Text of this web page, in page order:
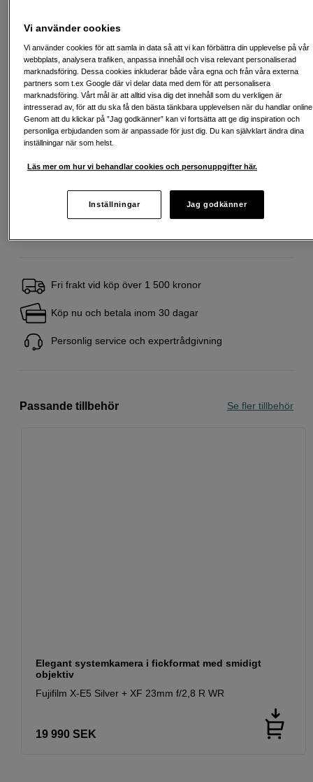
699 SEK
Antal
Lägg i kundvagn
Delbetala från 103 SEK/mån via
Exempel: 12 mån, 103 SEK/mån, totalt 1 731 SEK, effektiv ränta 0,00 %
och skuldrådgivningen i din kommun. Kontaktuppgifter finns på
konsumentverket.se (öppnas i ny flik)
Fri frakt vid köp över 1 500 kronor
Köp nu och betala inom 30 dagar
Personlig service och expertrådgivning
Passande tillbehör Se fler tillbehör
Elegant systemkamera i fickformat med smidigt
objektiv
Fujifilm X-E5 Silver + XF 23mm f/2,8 R WR
19 990 SEK
Vi använder cookies
Vi använder cookies för att samla in data så att vi kan förbättra din upplevelse på vår
webbplats, analysera trafiken, anpassa innehåll och visa relevant personaliserad
marknadsföring. Dessa cookies inkluderar både våra egna och från våra externa
partners som t.ex Google där vi delar data med dem för att personalisera
marknadsföring. Vårt mål är att alltid visa dig det innehåll som du verkligen är
intresserad av, för att du ska få den bästa tänkbara upplevelsen när du handlar
Genom att du klickar på ”Jag godkänner” kan vi fortsätta att ge dig inspiration och
personliga erbjudanden som är anpassade för just dig. Du kan självklart ändra dina
inställningar när som helst.
Läs mer om hur vi behandlar cookies och personuppgifter här.
Inställningar Jag godkänner